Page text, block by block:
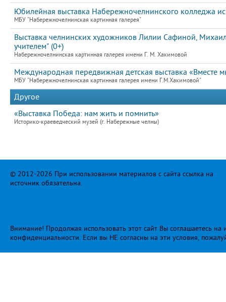
Юбилейная выставка Набережночелнинского колледжа
МБУ "Набережночелнинская картинная галерея"
Выставка челнинских художников Лилии Сафиной,
учителем" (0+)
Набережночелнинская картинная галерея имени Г. М. Хакимовой
Международная передвижная детская выставка «Вместе
МБУ "Набережночелнинская картинная галерея имени Г.М.Хакимовой"
Другое
«Выставка Победа: нам жить и помнить»
Историко-краеведческий музей (г. Набережные челны)
© 2012-2026 При использовании материалов с сайта ссылка на
источник обязательна.
Внимание! Продолжая использовать этот сайт Вы соглашаетесь
конфиденциальности. Если вы НЕ согласны на эти условия,